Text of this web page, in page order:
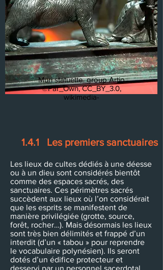
Muri statuette_group Artio
©Par_Own, CC_BY_3.0,
wikimedia-
1.4.1 Les premiers sanctuaires
​Les lieux de cultes dédiés à une déesse
ou à un dieu sont considérés bientôt
comme des espaces sacrés, des
sanctuaires. Ces périmètres sacrés
succèdent aux lieux où l’on considérait
que les esprits se manifestent de
manière privilégiée (grotte, source,
forêt, rocher…). Mais désormais les lieux
sont très bien délimités et frappé d’un
interdit (d’un « tabou » pour reprendre
le vocabulaire polynésien). Ils seront
dotés d’un édifice protecteur et
desservi par un personnel sacerdotal